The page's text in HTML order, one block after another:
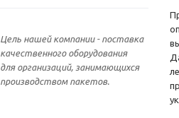
Цель нашей компании - поставка
качественного оборудования
для организаций, занимающихся
производством пакетов.